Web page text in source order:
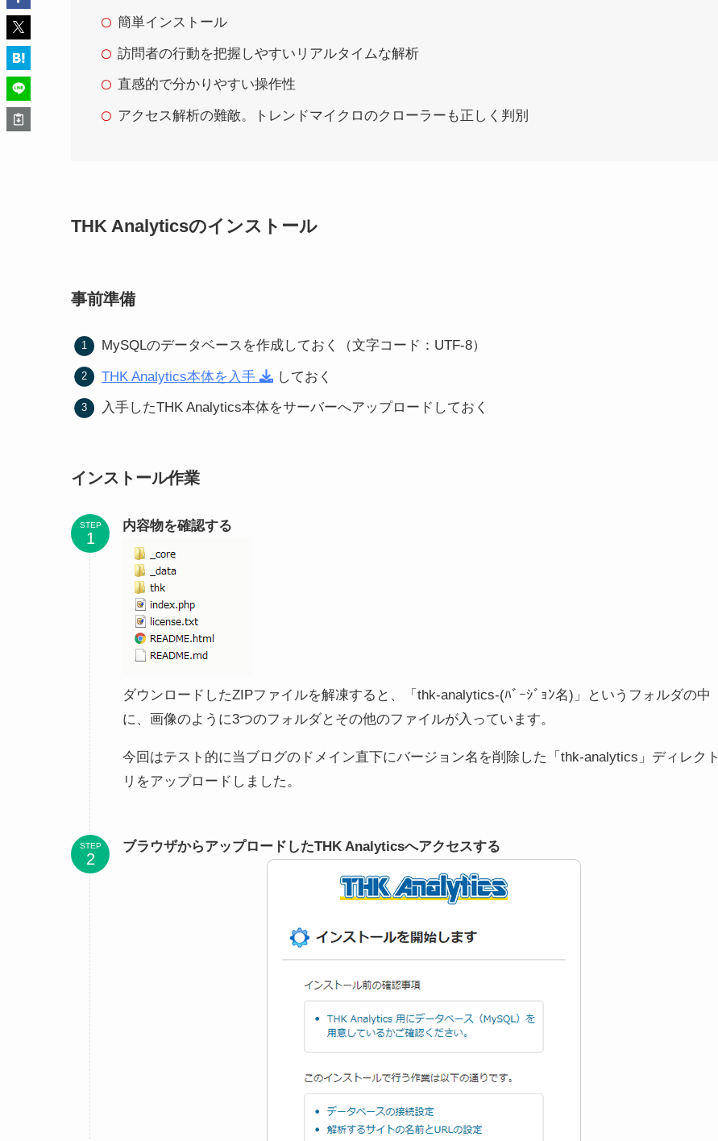
簡単インストール
訪問者の行動を把握しやすいリアルタイムな解析
直感的で分かりやすい操作性
アクセス解析の難敵。トレンドマイクロのクローラーも正しく判別
THK Analyticsのインストール
事前準備
MySQLのデータベースを作成しておく（文字コード：UTF-8）
THK Analytics本体を入手 しておく
入手したTHK Analytics本体をサーバーへアップロードしておく
インストール作業
STEP 内容物を確認する
ダウンロードしたZIPファイルを解凍すると、「thk-analytics-(ﾊﾞｰｼﾞｮﾝ名)」というフォルダの中
に、画像のように3つのフォルダとその他のファイルが入っています。
今回はテスト的に当ブログのドメイン直下にバージョン名を削除した「thk-analytics」ディレクト
リをアップロードしました。
STEP ブラウザからアップロードしたTHK Analyticsへアクセスする